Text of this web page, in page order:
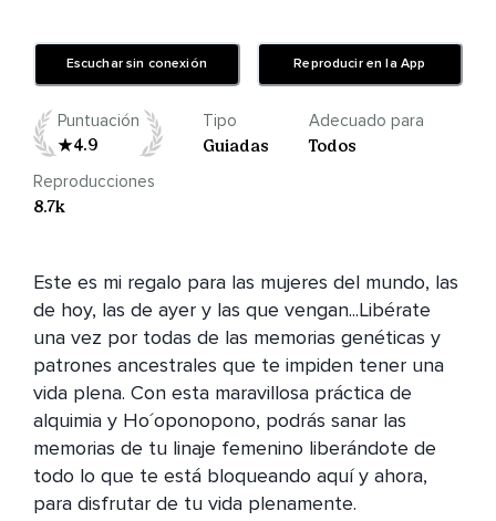
Escuchar sin conexión Reproducir en la App
Puntuación
4.9
Tipo
Guiadas
Adecuado para
Todos
Reproducciones
8.7k
Este es mi regalo para las mujeres del mundo, las
de hoy, las de ayer y las que vengan...Libérate
una vez por todas de las memorias genéticas y
patrones ancestrales que te impiden tener una
vida plena. Con esta maravillosa práctica de
alquimia y Ho´oponopono, podrás sanar las
memorias de tu linaje femenino liberándote de
todo lo que te está bloqueando aquí y ahora,
para disfrutar de tu vida plenamente.